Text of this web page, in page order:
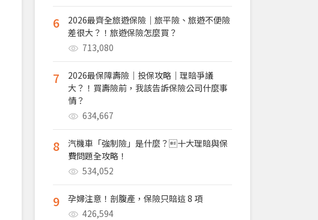
6
2026最齊全旅遊保險｜旅平險、旅遊不便險
差很大？！旅遊保險怎麼買？
713,080
7
2026最保障壽險｜投保攻略｜理賠爭議
大？！買壽險前，我該告訴保險公司什麼事
情？
634,667
8
汽機車「強制險」是什麼？十大理賠與保
費問題全攻略！
534,052
9
孕婦注意！剖腹產，保險只賠這 8 項
426,594